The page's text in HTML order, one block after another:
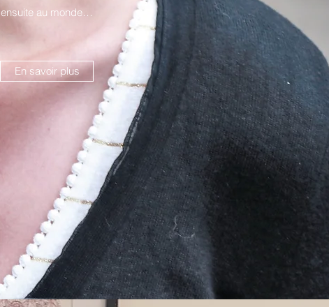
ensuite au monde…
En savoir plus